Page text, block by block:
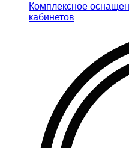
Комплексное
кабинетов